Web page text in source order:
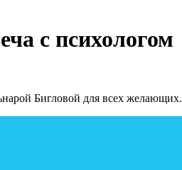
с психологом
Бигловой для всех желающих.